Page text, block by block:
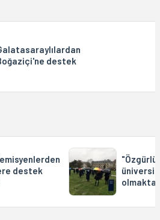
destek
destek